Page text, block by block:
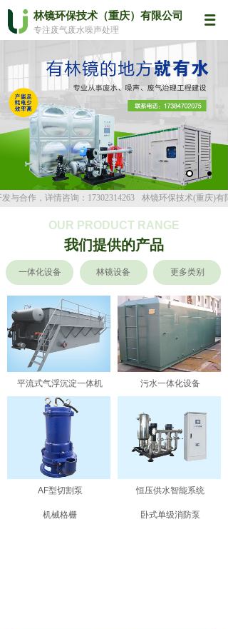
林镜环保技术（重庆）有限公司
专注废气废水噪声处理
合作，详情咨询：17302314263 林镜环保技术(重庆)有限
OUR PRODUCT RANGE
我们提供的产品
一体化设备 林镜设备 更多类别
平流式气浮沉淀一体机 污水一体化设备
AF型切割泵 恒压供水智能系统
机械格栅 卧式单级消防泵